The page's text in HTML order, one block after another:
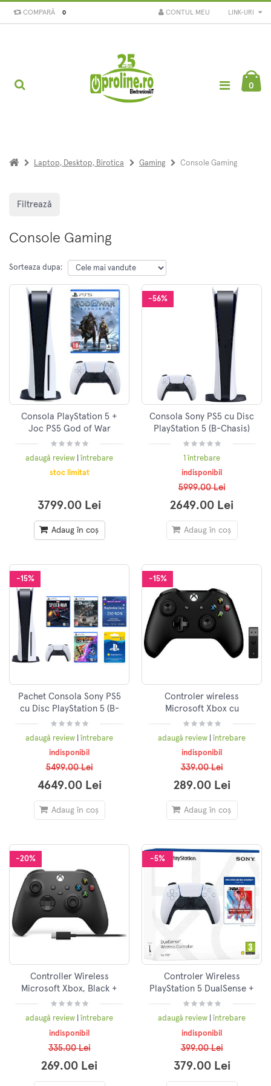
COMPARĂ 0 LINK-URI
CONTUL MEU
0
Laptop, Desktop, Birotica Gaming Console Gaming
Filtrează
Console Gaming
Sorteaza dupa:
Consola PlayStation 5 +
Joc PS5 God of War
Ragnarok
adaugă review |întrebare
stoc limitat
3799.00 Lei
Adaug în coș
-56%
Consola Sony PS5 cu Disc
PlayStation 5 (B-Chasis)
825GB, Alb
1 întrebare
indisponibil
5999.00 Lei
2649.00 Lei
Adaug în coș
-15%
Pachet Consola Sony PS5
cu Disc PlayStation 5 (B-
Chasis) 825GB, Alb + 3
jocuri Spider-Man Miles
Morales, DemonS Soul,
Ratchet and Clank,
Membership 90 zile, Card
PlayStation Store 250 RON
adaugă review
întrebare
indisponibil
5499.00 Lei
4649.00 Lei
Adaug în coș
-15%
Controler wireless
Microsoft Xbox cu
adaptor pentru PC, Negru
adaugă review
întrebare
indisponibil
339.00 Lei
289.00 Lei
Adaug în coș
-20%
Controller Wireless
Microsoft Xbox, Black +
cablu USB Type C, 1V8-
00015
adaugă review
întrebare
indisponibil
335.00 Lei
269.00 Lei
-5%
Controler Wireless
PlayStation 5 DualSense +
NBA 2K22 Jumpstart
Bundle, Alb
adaugă review
întrebare
indisponibil
399.00 Lei
379.00 Lei